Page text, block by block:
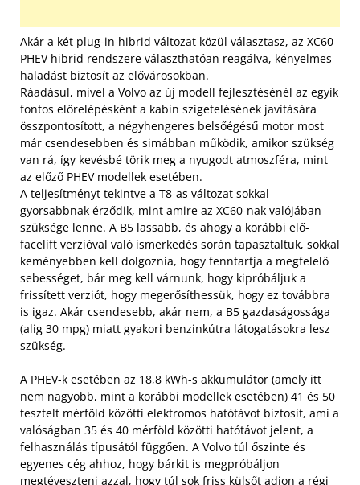
Akár a két plug-in hibrid változat közül választasz, az XC60
PHEV hibrid rendszere választhatóan reagálva, kényelmes
haladást biztosít az elővárosokban.
Ráadásul, mivel a Volvo az új modell fejlesztésénél az egyik
fontos előrelépésként a kabin szigetelésének javítására
összpontosított, a négyhengeres belsőégésű motor most
már csendesebben és simábban működik, amikor szükség
van rá, így kevésbé törik meg a nyugodt atmoszféra, mint
az előző PHEV modellek esetében.
A teljesítményt tekintve a T8-as változat sokkal
gyorsabbnak érződik, mint amire az XC60-nak valójában
szüksége lenne. A B5 lassabb, és ahogy a korábbi elő-
facelift verzióval való ismerkedés során tapasztaltuk, sokkal
keményebben kell dolgoznia, hogy fenntartja a megfelelő
sebességet, bár meg kell várnunk, hogy kipróbáljuk a
frissített verziót, hogy megerősíthessük, hogy ez továbbra
is igaz. Akár csendesebb, akár nem, a B5 gazdaságossága
(alig 30 mpg) miatt gyakori benzinkútra látogatásokra lesz
szükség.
A PHEV-k esetében az 18,8 kWh-s akkumulátor (amely itt
nem nagyobb, mint a korábbi modellek esetében) 41 és 50
tesztelt mérföld közötti elektromos hatótávot biztosít, ami a
valóságban 35 és 40 mérföld közötti hatótávot jelent, a
felhasználás típusától függően. A Volvo túl őszinte és
egyenes cég ahhoz, hogy bárkit is megpróbáljon
megtéveszteni azzal, hogy túl sok friss külsőt adjon a régi